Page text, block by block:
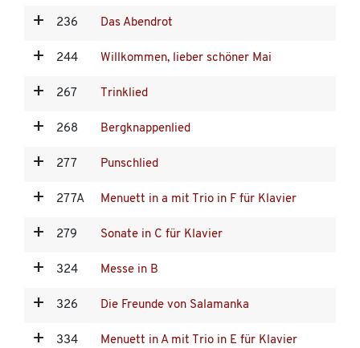
236 Das Abendrot
244 Willkommen, lieber schöner Mai
267 Trinklied
268 Bergknappenlied
277 Punschlied
277A Menuett in a mit Trio in F für Klavier
279 Sonate in C für Klavier
324 Messe in B
326 Die Freunde von Salamanka
334 Menuett in A mit Trio in E für Klavier